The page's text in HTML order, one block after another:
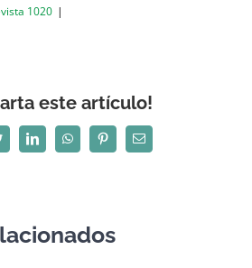
1020 |
este artículo!
LinkedInWhatsAppPinterestCorreo
electrónico